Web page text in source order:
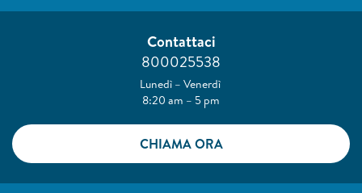
Contattaci
800025538
Lunedì – Venerdì
8:20 am – 5 pm
CHIAMA ORA